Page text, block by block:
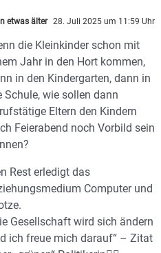
etwas älter 28. Juli 2025 um 11:59 Uhr
die Kleinkinder schon mit
Jahr in den Hort kommen,
in den Kindergarten, dann in
Schule, wie sollen dann
Eltern den Kindern
Feierabend noch Vorbild sein
Rest erledigt das
Computer und
Gesellschaft wird sich ändern
ich freue mich darauf“ – Zitat